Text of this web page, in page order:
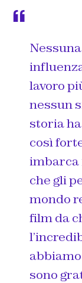
lavoro
nessun
storia
così
imbarca
che gli
mondo
film da
sono